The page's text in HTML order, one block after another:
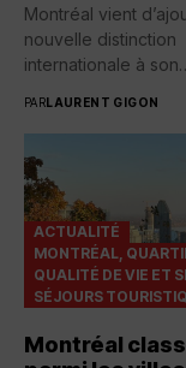
Montréal vient
nouvelle distinction
internationale à son
PARLAURENT GIGON
ACTUALITÉ
MONTRÉAL,
QUALITÉ DE VIE ET
SÉJOURS
Montréal